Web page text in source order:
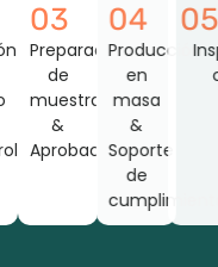
03
Preparación
de
muestra
&
Aprobación
04
Producción
en
masa
&
Soporte
de
cumplimiento
05